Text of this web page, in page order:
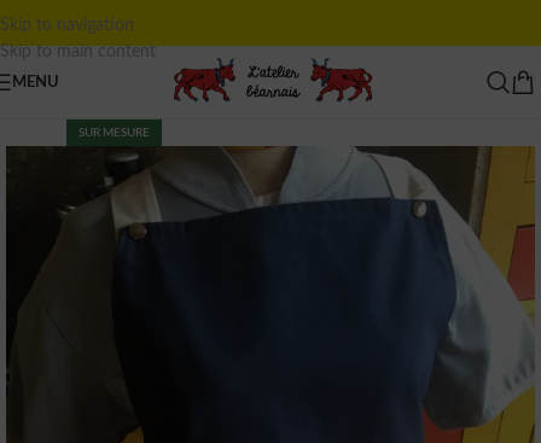
Skip to navigation
Skip to main content
MENU
SUR MESURE